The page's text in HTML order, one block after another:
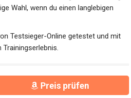
Wahl, wenn du einen langlebigen
Testsieger-Online getestet und mit
Preis prüfen